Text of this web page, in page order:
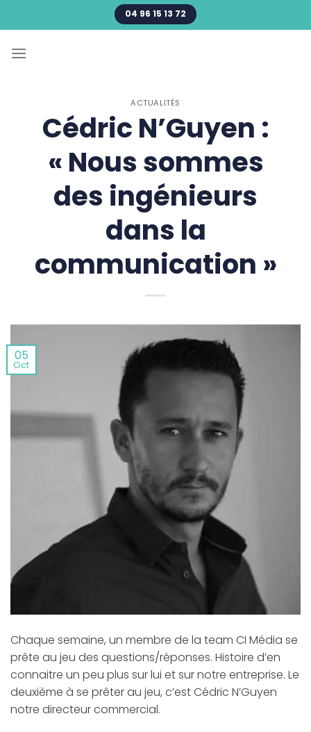
au
04 96 15 13 72
ACTUALITÉS
Cédric N’Guyen :
« Nous sommes
des ingénieurs
dans la
communication »
05
Oct
Chaque semaine, un membre de la team CI Média se
prête au jeu des questions/réponses. Histoire d’en
connaitre un peu plus sur lui et sur notre entreprise. Le
deuxième à se prêter au jeu, c’est Cédric N’Guyen
notre directeur commercial.